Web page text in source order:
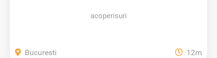
acoperisuri
Bucuresti 12m